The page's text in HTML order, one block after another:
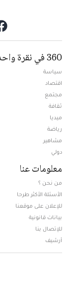
360 في نقرة واحدة
سياسة
اقتصاد
مجتمع
ثقافة
ميديا
رياضة
مشاهير
دولي
معلومات عنا
من نحن ؟
الأسئلة الأكثر طرحا
للإعلان على موقعنا
بيانات قانونية
للإتصال بنا
أرشيف